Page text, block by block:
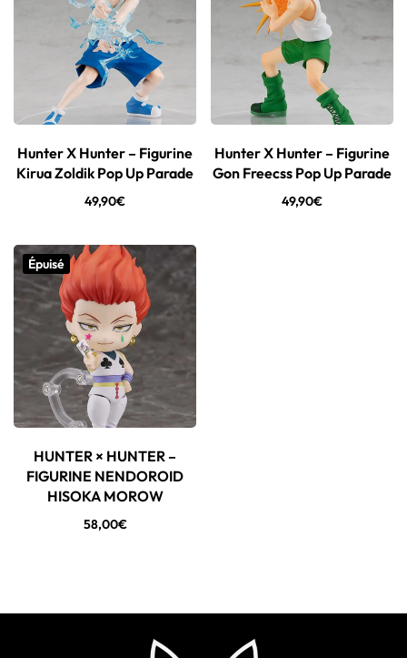
Hunter X Hunter – Figurine
Kirua Zoldik Pop Up Parade
49,90€
Hunter X Hunter – Figurine
Gon Freecss Pop Up Parade
49,90€
Épuisé
HUNTER × HUNTER –
FIGURINE NENDOROID
HISOKA MOROW
58,00€